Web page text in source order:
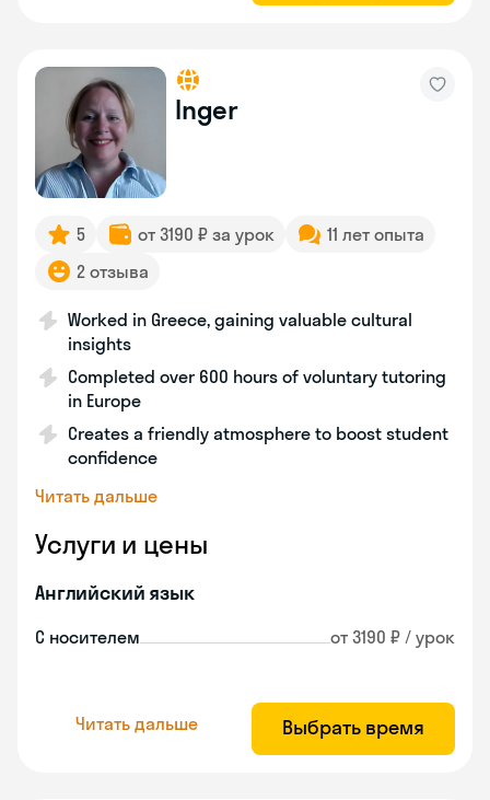
Inger
5 от 3190 ₽ за урок
11 лет опыта
2 отзыва
Worked in Greece, gaining valuable cultural
insights
Completed over 600 hours of voluntary tutoring
in Europe
Creates a friendly atmosphere to boost student
confidence
Читать дальше
Услуги и цены
Английский язык
С носителем от 3190 ₽ / урок
Читать дальше Выбрать время